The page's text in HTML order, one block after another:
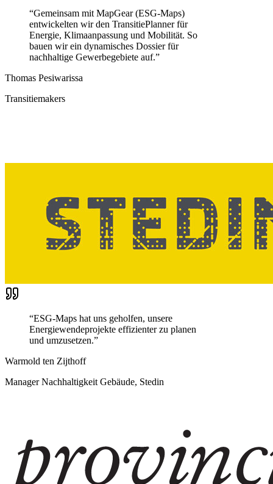
“Gemeinsam mit MapGear (ESG-Maps)
entwickelten wir den TransitiePlanner für
Energie, Klimaanpassung und Mobilität. So
bauen wir ein dynamisches Dossier für
nachhaltige Gewerbegebiete auf.”
Thomas Pesiwarissa
Transitiemakers
“ESG-Maps hat uns geholfen, unsere
Energiewendeprojekte effizienter zu planen
und umzusetzen.”
Warmold ten Zijthoff
Manager Nachhaltigkeit Gebäude, Stedin